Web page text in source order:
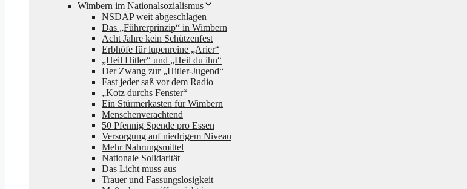
Wimbern im Nationalsozialismus
NSDAP weit abgeschlagen
Das „Führerprinzip“ in Wimbern
Acht Jahre kein Schützenfest
Erbhöfe für lupenreine „Arier“
„Heil Hitler“ und „Heil du ihn“
Der Zwang zur „Hitler-Jugend“
Fast jeder saß vor dem Radio
„Kotz durchs Fenster“
Ein Stürmerkasten für Wimbern
Menschenverachtend
50 Pfennig Spende pro Essen
Versorgung auf niedrigem Niveau
Mehr Nahrungsmittel
Nationale Solidarität
Das Licht muss aus
Trauer und Fassungslosigkeit